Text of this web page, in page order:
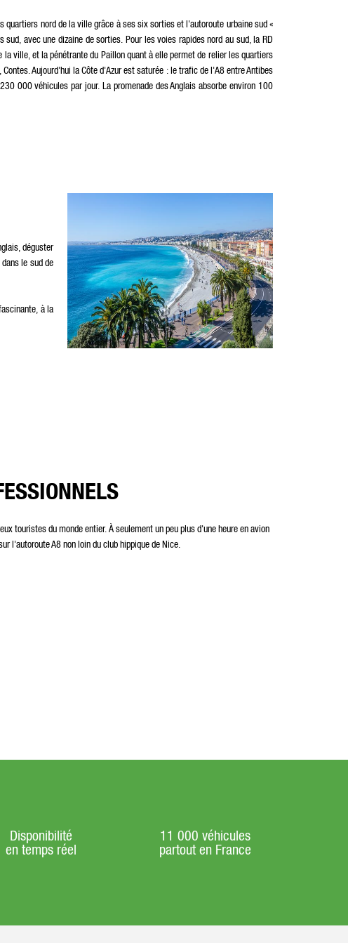
quartiers nord de la ville grâce à ses six sorties et l'autoroute urbaine sud «
avec une dizaine de sorties. Pour les voies rapides nord au sud, la RD
ville, et la pénétrante du Paillon quant à elle permet de relier les quartiers
Aujourd'hui la Côte d'Azur est saturée : le trafic de l'A8 entre Antibes
000 véhicules par jour. La promenade des Anglais absorbe environ 100
déguster
le sud de
à la
touristes du monde entier. À seulement un peu plus d'une heure en avion
l'autoroute A8 non loin du club hippique de Nice.
Disponibilité
en temps réel
11 000 véhicules
partout en France